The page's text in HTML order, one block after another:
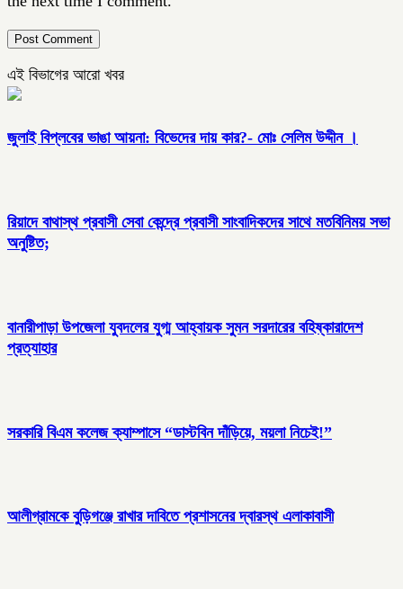
এই বিভাগের আরো খবর
জুলাই বিপ্লবের ভাঙা আয়না: বিভেদের দায় কার?- মোঃ সেলিম উদ্দীন ।
রিয়াদে বাথাস্থ প্রবাসী সেবা কেন্দ্রে প্রবাসী সাংবাদিকদের সাথে মতবিনিময় সভা
অনুষ্টিত;
বানারীপাড়া উপজেলা যুবদলের যুগ্ম আহ্বায়ক সুমন সরদারের বহিষ্কারাদেশ
প্রত্যাহার
সরকারি বিএম কলেজ ক্যাম্পাসে “ডাস্টবিন দাঁড়িয়ে, ময়লা নিচেই!”
আলীগ্রামকে বুড়িগঞ্জে রাখার দাবিতে প্রশাসনের দ্বারস্থ এলাকাবাসী